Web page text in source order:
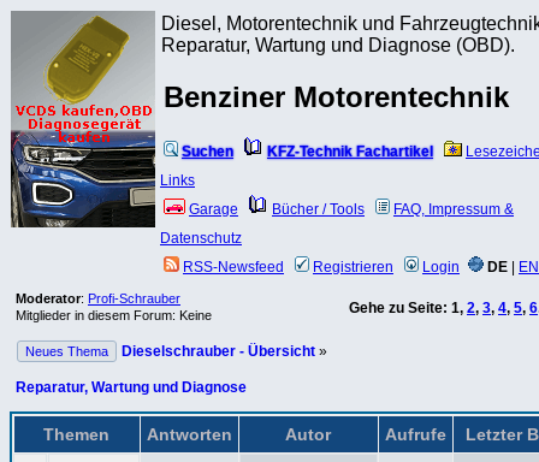
Diesel, Motorentechnik und
Reparatur, Wartung und Diagnose (OBD).
Benziner Motorentechnik
Suchen KFZ-Technik Fachartikel
Links
Garage
Bücher / Tools
FAQ, Impressum &
Datenschutz
RSS-Newsfeed
Registrieren Login DE EN
Moderator: Profi-Schrauber
Mitglieder in diesem Forum: Keine
Gehe zu Seite: 1, 2, 3, 4, 5, 6
Neues Thema Dieselschrauber - Übersicht »
Reparatur, Wartung und Diagnose
Themen Antworten Autor Aufrufe Letzter